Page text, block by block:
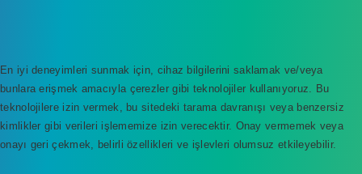
En iyi deneyimleri sunmak için, cihaz bilgilerini saklamak ve/veya
bunlara erişmek amacıyla çerezler gibi teknolojiler kullanıyoruz. Bu
teknolojilere izin vermek, bu sitedeki tarama davranışı veya benzersiz
kimlikler gibi verileri işlememize izin verecektir. Onay vermemek veya
onayı geri çekmek, belirli özellikleri ve işlevleri olumsuz etkileyebilir.